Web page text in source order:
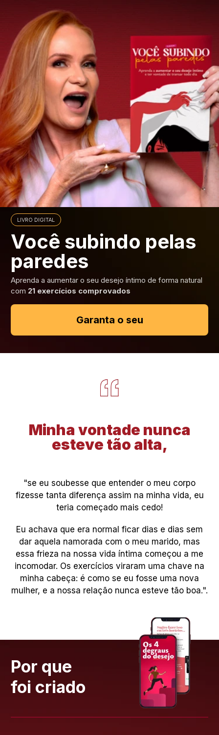
LIVRO DIGITAL
Você subindo pelas
paredes
Aprenda a aumentar o seu desejo íntimo de forma natural
com 21 exercícios comprovados
Garanta o seu
Minha vontade nunca
esteve tão alta,
"se eu soubesse que entender o meu corpo
fizesse tanta diferença assim na minha vida, eu
teria começado mais cedo!
Eu achava que era normal ficar dias e dias sem
dar aquela namorada com o meu marido, mas
essa frieza na nossa vida íntima começou a me
incomodar. Os exercícios viraram uma chave na
minha cabeça: é como se eu fosse uma nova
mulher, e a nossa relação nunca esteve tão boa.".
Por que
foi criado